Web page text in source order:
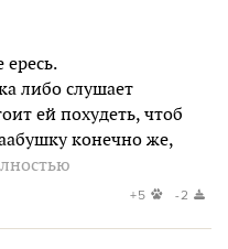
либо слушает
ей похудеть, чтоб
конечно же,
+5 -2